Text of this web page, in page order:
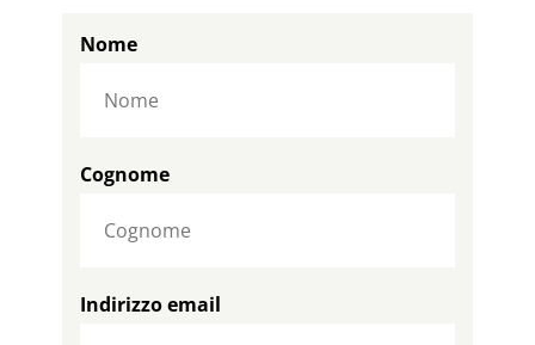
Nome
Cognome
Indirizzo email